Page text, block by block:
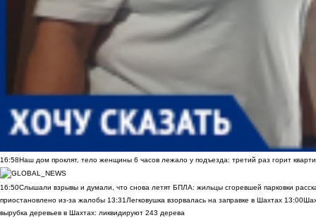
16:58Наш дом проклят, тело женщины 6 часов лежало у подъезда: третий раз горит
16:50Слышали взрывы и думали, что снова летят БПЛА: жильцы сгоревшей парковки
приостановлено из-за жалобы 13:31Легковушка взорвалась на заправке в Шахтах 13:00
вырубка деревьев в Шахтах: ликвидируют 243 дерева